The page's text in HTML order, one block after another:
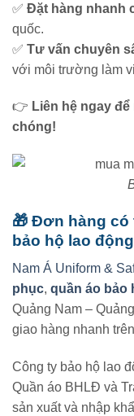
✅ Đặt hàng nhanh
quốc.
✅ Tư vấn chuyên
với môi trường làm
👉 Liên hệ ngay
chóng!
🎁 Đơn hàng có
bảo hộ lao động
Nam Á Uniform &
phục, quần áo bảo
Quảng Nam –
giao hàng nhanh
Công ty bảo hộ lao
Quần áo BHLĐ và
sản xuất và nhập